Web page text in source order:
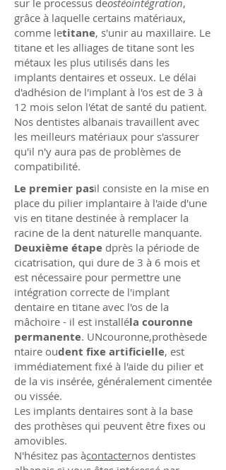
sur le processus deostéointégration,
grâce à laquelle certains matériaux,
comme letitane, s'unir au maxillaire. Le
titane et les alliages de titane sont les
métaux les plus utilisés dans les
implants dentaires et osseux. Le délai
d'adhésion de l'implant à l'os est de 3 à
12 mois selon l'état de santé du patient.
Nos dentistes albanais travaillent avec
les meilleurs matériaux pour s'assurer
qu'il n'y aura pas de problèmes de
compatibilité.
Le premier pasil consiste en la mise en
place du pilier implantaire à l'aide d'une
vis en titane destinée à remplacer la
racine de la dent naturelle manquante.
Deuxième étape dprès la période de
cicatrisation, qui dure de 3 à 6 mois et
est nécessaire pour permettre une
intégration correcte de l'implant
dentaire en titane avec l'os de la
mâchoire - il est installéla couronne
permanente. UNcouronne,prothèsede
ntaire oudent fixe artificielle, est
immédiatement fixé à l'aide du pilier et
de la vis insérée, généralement cimentée
ou vissée.
Les implants dentaires sont à la base
des prothèses qui peuvent être fixes ou
amovibles.
N'hésitez pas àcontacternos dentistes